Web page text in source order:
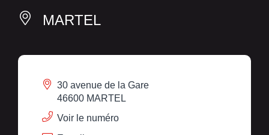
MARTEL
30 avenue de la Gare
46600 MARTEL
Voir le numéro